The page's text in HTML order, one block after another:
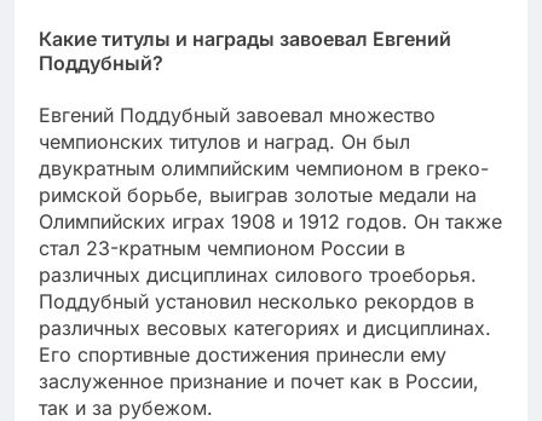
Какие титулы и награды завоевал Евгений
Поддубный?
Евгений Поддубный завоевал множество
чемпионских титулов и наград. Он был
двукратным олимпийским чемпионом в греко-
римской борьбе, выиграв золотые медали на
Олимпийских играх 1908 и 1912 годов. Он также
стал 23-кратным чемпионом России в
различных дисциплинах силового троеборья.
Поддубный установил несколько рекордов в
различных весовых категориях и дисциплинах.
Его спортивные достижения принесли ему
заслуженное признание и почет как в России,
так и за рубежом.